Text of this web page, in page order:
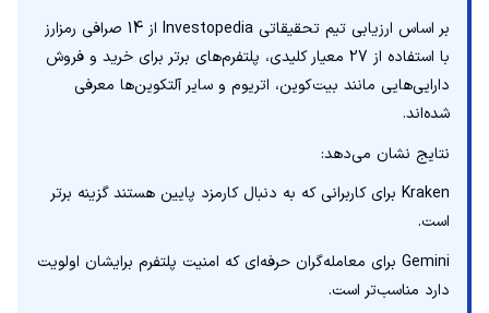
بر اساس ارزیابی تیم تحقیقاتی Investopedia از 14 صرافی رمزارز
با استفاده از 27 معیار کلیدی، پلتفرم‌های برتر برای خرید و فروش
دارایی‌هایی مانند بیت‌کوین، اتریوم و سایر آلتکوین‌ها معرفی
شده‌اند.
نتایج نشان می‌دهد:
Kraken برای کاربرانی که به دنبال کارمزد پایین هستند گزینه برتر
است.
Gemini برای معامله‌گران حرفه‌ای که امنیت پلتفرم برایشان اولویت
دارد مناسب‌تر است.